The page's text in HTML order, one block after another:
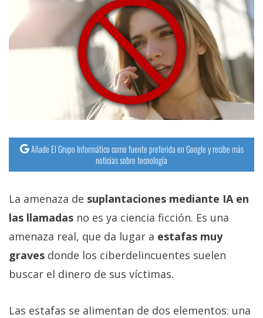
Añade El Grupo Informático como fuente preferida en Google y recibe más
noticias sobre tecnología
La amenaza de suplantaciones mediante IA en
las llamadas no es ya ciencia ficción. Es una
amenaza real, que da lugar a estafas muy
graves donde los ciberdelincuentes suelen
buscar el dinero de sus víctimas.
Las estafas se alimentan de dos elementos: una